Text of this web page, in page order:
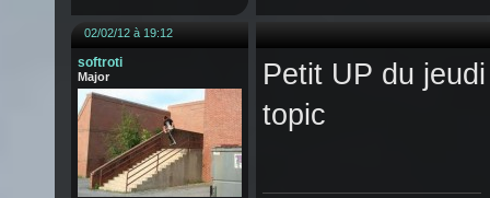
02/02/12 à 19:12
softroti
Major
Petit UP du
topic